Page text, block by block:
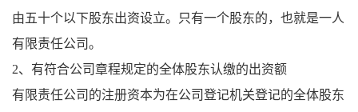
由五十个以下股东出资设立。只有一个股东的，也就是一人
有限责任公司。
2、有符合公司章程规定的全体股东认缴的出资额
有限责任公司的注册资本为在公司登记机关登记的全体股东